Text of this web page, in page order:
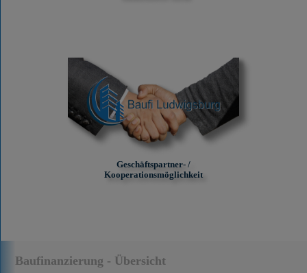
Baufinanzierung - Übersicht
Geschäftspartner- /
Kooperationsmöglichkeit